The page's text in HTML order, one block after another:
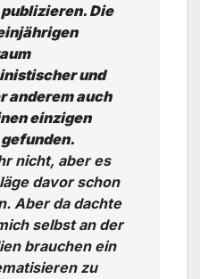
Die
und
anderem auch
einzigen
nicht, aber es
davor schon
Aber da dachte
selbst an der
brauchen ein
zu